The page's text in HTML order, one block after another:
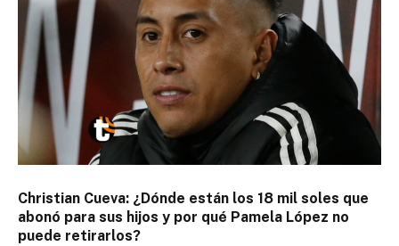
Christian Cueva: ¿Dónde están los 18 mil soles que
abonó para sus hijos y por qué Pamela López no
puede retirarlos?